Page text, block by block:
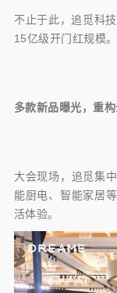
不止于此，追觅科
15亿级开门红规模。
多款新品曝光，重
大会现场，追觅集
能厨电、智能家居
活体验。